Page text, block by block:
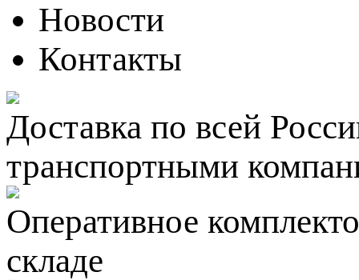
Новости
Контакты
Доставка по всей
транспортными
Оперативное
складе